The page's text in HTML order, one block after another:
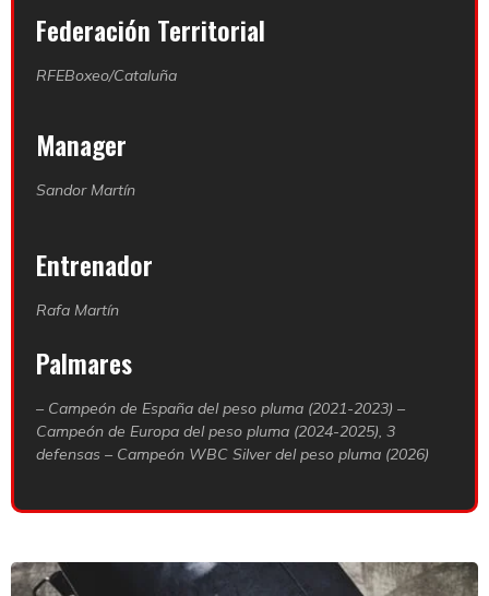
Federación Territorial
RFEBoxeo/Cataluña
Manager
Sandor Martín
Entrenador
Rafa Martín
Palmares
– Campeón de España del peso pluma (2021-2023) –
Campeón de Europa del peso pluma (2024-2025), 3
defensas – Campeón WBC Silver del peso pluma (2026)